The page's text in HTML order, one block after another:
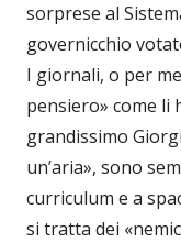
sorprese al
governicchio
I giornali, o per
pensiero» come li
grandissimo
un’aria», sono
curriculum e a
si tratta dei